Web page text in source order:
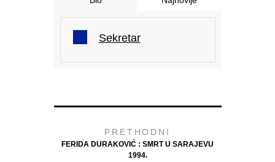
Sekretar
PRETHODNI
FERIDA DURAKOVIĆ : SMRT U SARAJEVU
1994.